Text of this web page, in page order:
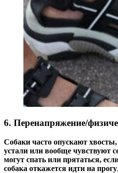
6. Перенапряжение/
Собаки часто опускают
устали или вообще чувствуют
могут спать или прятаться,
собака откажется идти на